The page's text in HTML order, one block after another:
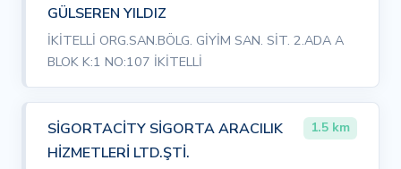
GÜLSEREN YILDIZ
İKİTELLİ ORG.SAN.BÖLG. GİYİM SAN. SİT. 2.ADA A
BLOK K:1 NO:107 İKİTELLİ
SİGORTACİTY SİGORTA ARACILIK
HİZMETLERİ LTD.ŞTİ.
1.5 km